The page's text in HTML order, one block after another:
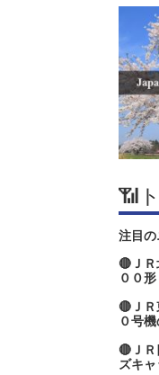
📶
注目の
🔴Ｊ
００
🔴Ｊ
０号
🔴Ｊ
ズキ